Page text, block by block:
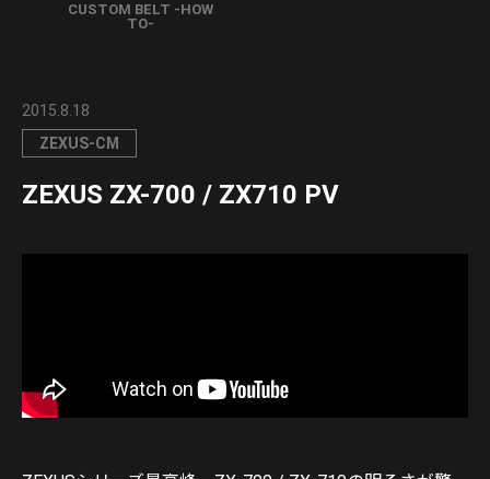
CUSTOM BELT -HOW
TO-
2015.8.18
ZEXUS-CM
ZEXUS ZX-700 / ZX710 PV